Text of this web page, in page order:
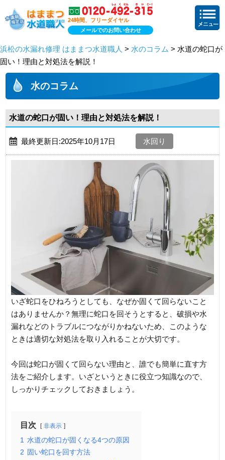
24時間、フリーダイヤル
メールでのお問い合わせ
浜松の水漏れ修理 はままつ水道職人 > 水のコラム > 水道の蛇口が
固い！理由と対処法を解説！
水のコラム
水道の蛇口が固い！理由と対処法を解説！
最終更新日:2025年10月17日 水回り
いざ蛇口をひねろうとしても、なぜか固くて回らないこと
はありませんか？無理に蛇口を回そうとすると、破損や水
漏れなどのトラブルにつながりかねないため、このような
ときは適切な対処法を取り入れることが大切です。
今回は蛇口が固くて回らない理由と、誰でも簡単に直す方
法をご紹介します。いざというときに役立つ知識なので、
しっかりチェックしておきましょう。
目次 非表示
1 水道の蛇口が固くなる4つの原因
2 固い蛇口を回す方法